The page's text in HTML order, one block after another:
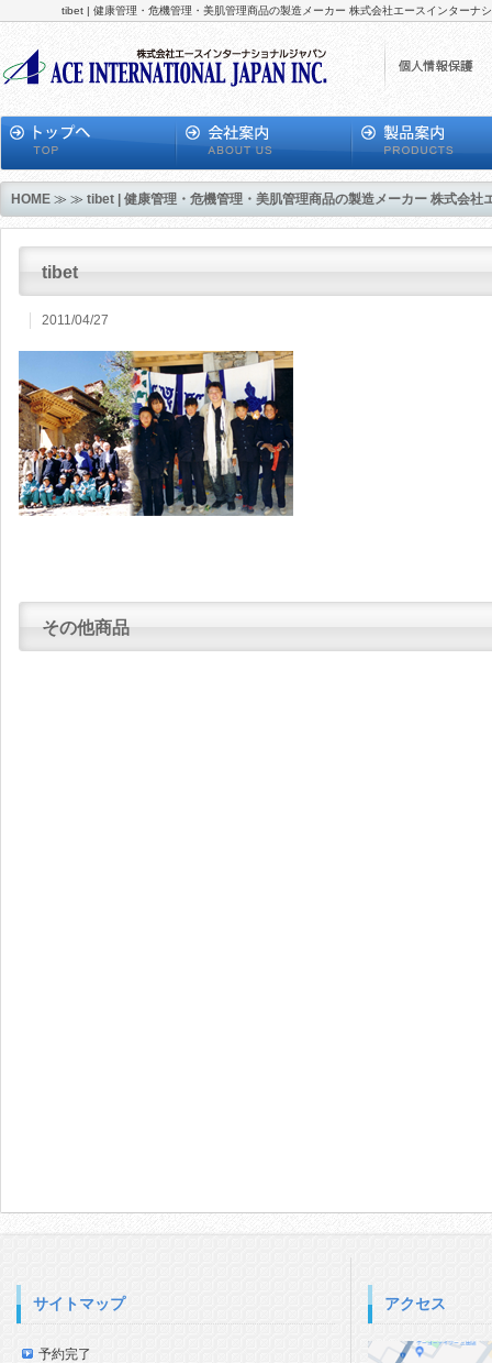
tibet | 健康管理・危機管理・美肌管理商品の製造メーカー 株式会社エースインターナ
HOME ≫ ≫ tibet | 健康管理・危機管理・美肌管理商品の製造メーカー 株式会社
tibet
2011/04/27
その他商品
サイトマップ
予約完了
アクセス